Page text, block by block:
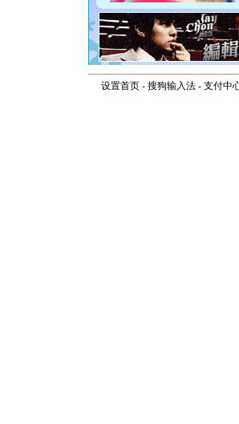
设置首页- 搜狗输入法- 支付中